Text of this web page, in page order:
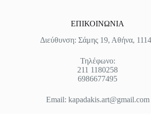
ΕΠΙΚΟΙΝΩΝΙΑ
Διεύθυνση: Σάμης 19, Αθήνα,
Τηλέφωνο:
211 1180258
6986677495
Email: kapadakis.art@gmail.com